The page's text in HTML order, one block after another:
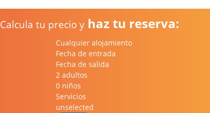
Calcula tu precio y haz tu reserva:
Cualquier alojamiento
Fecha de entrada
Fecha de salida
2 adultos
0 niños
Servicios
unselected